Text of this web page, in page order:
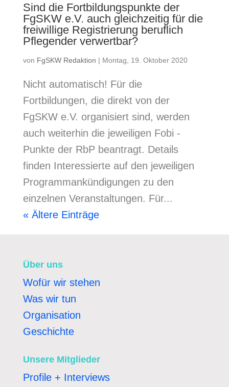
Sind die Fortbildungspunkte der
FgSKW e.V. auch gleichzeitig für die
freiwillige Registrierung beruflich
Pflegender verwertbar?
von FgSKW Redaktion | Montag, 19. Oktober 2020
Nicht automatisch! Für die
Fortbildungen, die direkt von der
FgSKW e.V. organisiert sind, werden
auch weiterhin die jeweiligen Fobi -
Punkte der RbP beantragt. Details
finden Interessierte auf den jeweiligen
Programmankündigungen zu den
einzelnen Veranstaltungen. Für...
« Ältere Einträge
Über uns
Wofür wir stehen
Was wir tun
Organisation
Geschichte
Unsere Mitglieder
Profile + Interviews